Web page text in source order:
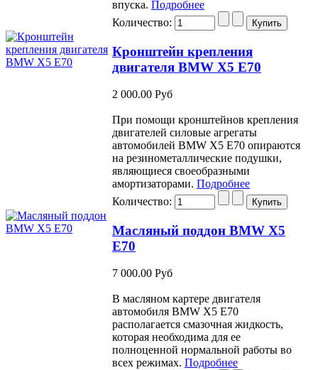
впуска. Подробнее
Количество:
Кронштейн крепления
двигателя BMW X5 E70
2 000.00 Руб
При помощи кронштейнов крепления
двигателей силовые агрегаты
автомобилей BMW Х5 Е70 опираются
на резинометаллические подушки,
являющиеся своеобразными
амортизаторами. Подробнее
Количество:
Масляный поддон BMW X5
E70
7 000.00 Руб
В масляном картере двигателя
автомобиля BMW Х5 Е70
располагается смазочная жидкость,
которая необходима для ее
полноценной нормальной работы во
всех режимах. Подробнее